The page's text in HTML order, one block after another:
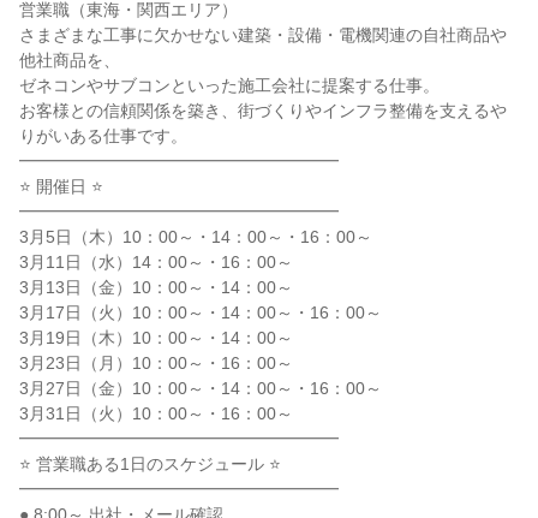
営業職（東海・関西エリア）
さまざまな工事に欠かせない建築・設備・電機関連の自社商品や
他社商品を、
ゼネコンやサブコンといった施工会社に提案する仕事。
お客様との信頼関係を築き、街づくりやインフラ整備を支えるや
りがいある仕事です。
━━━━━━━━━━━━━━━━━━━
⭐ 開催日 ⭐
━━━━━━━━━━━━━━━━━━━
3月5日（木）10：00～・14：00～・16：00～
3月11日（水）14：00～・16：00～
3月13日（金）10：00～・14：00～
3月17日（火）10：00～・14：00～・16：00～
3月19日（木）10：00～・14：00～
3月23日（月）10：00～・16：00～
3月27日（金）10：00～・14：00～・16：00～
3月31日（火）10：00～・16：00～
━━━━━━━━━━━━━━━━━━━
⭐ 営業職ある1日のスケジュール ⭐
━━━━━━━━━━━━━━━━━━━